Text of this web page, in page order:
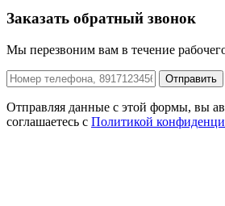
Заказать обратный звонок
Мы перезвоним вам в течение
Отправить
Отправляя данные с этой формы, вы
соглашаетесь с Политикой